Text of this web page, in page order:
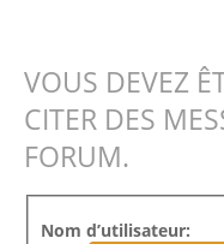
VOUS DEVEZ
CITER DES
FORUM.
Nom d’utilisateur: